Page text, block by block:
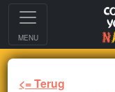
MENU
<= Terug